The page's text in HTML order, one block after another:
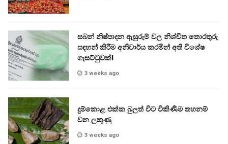
සබන් නිෂ්පාදන ඇසුරුම් වල නිශ්චිත තොරතුරු
සඳහන් කිරීම අනිවාර්ය කරමින් අති විශේෂ
ගැසට්ටුවක්!
3 weeks ago
දුම්කොළ එක්ක බුලත් විට විකිණීම තහනම්
වන ලකුණු
3 weeks ago